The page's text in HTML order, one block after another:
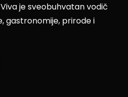
je sveobuhvatan vodič
gastronomije, prirode i